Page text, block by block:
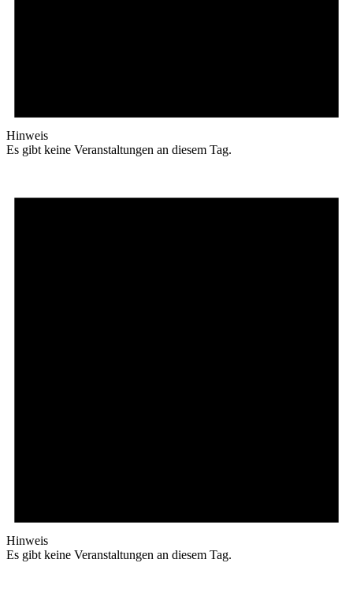
Hinweis
Es gibt keine Veranstaltungen an diesem Tag.
Hinweis
Es gibt keine Veranstaltungen an diesem Tag.